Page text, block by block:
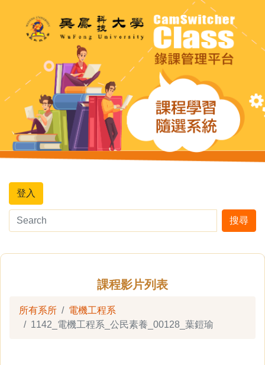
登入
搜尋
課程影片列表
所有系所
電機工程系
1142_電機工程系_公民素養_00128_葉鎧瑜